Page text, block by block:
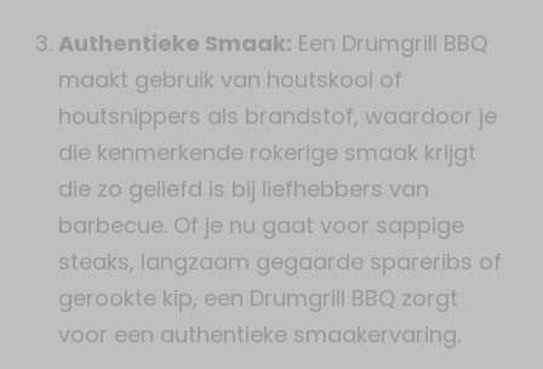
Authentieke Smaak: Een Drumgrill BBQ
maakt gebruik van houtskool of
houtsnippers als brandstof, waardoor je
die kenmerkende rokerige smaak krijgt
die zo geliefd is bij liefhebbers van
barbecue. Of je nu gaat voor sappige
steaks, langzaam gegaarde spareribs of
gerookte kip, een Drumgrill BBQ zorgt
voor een authentieke smaakervaring.